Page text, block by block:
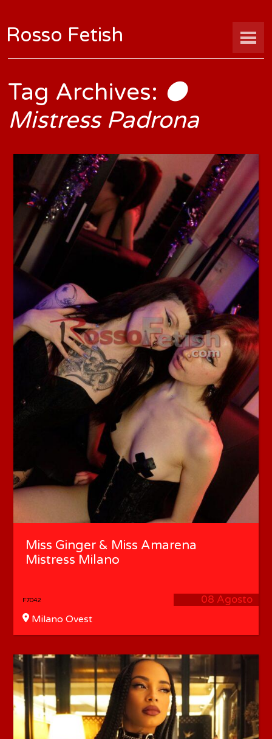
Rosso Fetish
Tag Archives: ⚫
Mistress Padrona
Miss Ginger & Miss Amarena
Mistress Milano
08 Agosto
F7042
Milano Ovest